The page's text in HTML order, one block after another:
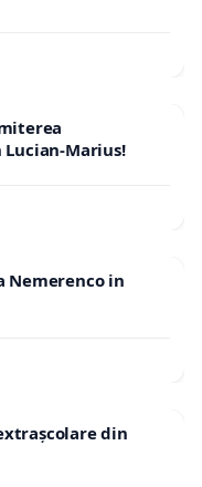
Marius!
Nemerenco in
din